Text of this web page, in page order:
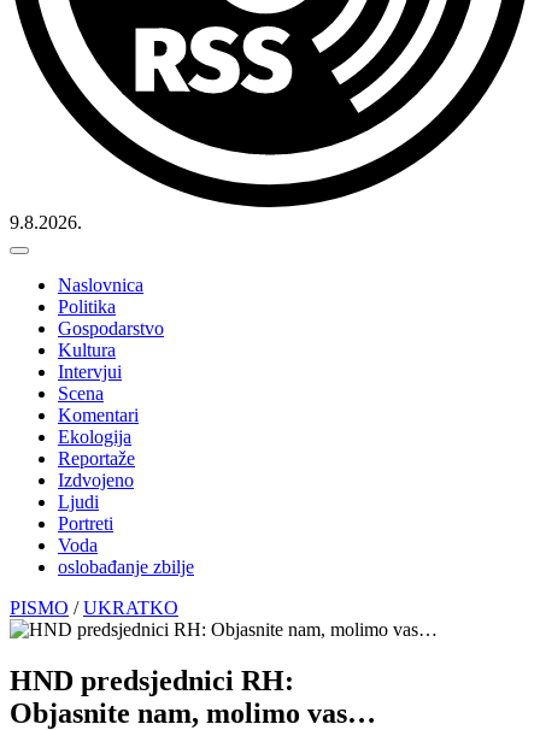
9.8.2026.
Naslovnica
Politika
Gospodarstvo
Kultura
Intervjui
Scena
Komentari
Ekologija
Reportaže
Izdvojeno
Ljudi
Portreti
Voda
oslobađanje zbilje
PISMO /UKRATKO
HND predsjednici RH:
Objasnite nam, molimo vas…